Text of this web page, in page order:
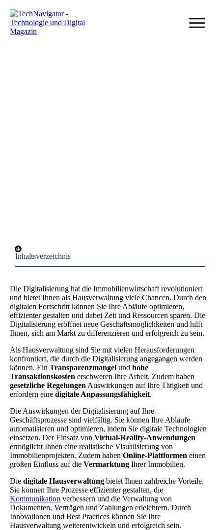
Inhaltsverzeichnis
Die Digitalisierung hat die Immobilienwirtschaft revolutioniert
und bietet Ihnen als Hausverwaltung viele Chancen. Durch den
digitalen Fortschritt können Sie Ihre Abläufe optimieren,
effizienter gestalten und dabei Zeit und Ressourcen sparen. Die
Digitalisierung eröffnet neue Geschäftsmöglichkeiten und hilft
Ihnen, sich am Markt zu differenzieren und erfolgreich zu sein.
Als Hausverwaltung sind Sie mit vielen Herausforderungen
konfrontiert, die durch die Digitalisierung angegangen werden
können. Ein Transparenzmangel und hohe
Transaktionskosten erschweren Ihre Arbeit. Zudem haben
gesetzliche Regelungen Auswirkungen auf Ihre Tätigkeit und
erfordern eine digitale Anpassungsfähigkeit.
Die Auswirkungen der Digitalisierung auf Ihre
Geschäftsprozesse sind vielfältig. Sie können Ihre Abläufe
automatisieren und optimieren, indem Sie digitale Technologien
einsetzen. Der Einsatz von Virtual-Reality-Anwendungen
ermöglicht Ihnen eine realistische Visualisierung von
Immobilienprojekten. Zudem haben Online-Plattformen einen
großen Einfluss auf die Vermarktung Ihrer Immobilien.
Die digitale Hausverwaltung bietet Ihnen zahlreiche Vorteile.
Sie können Ihre Prozesse effizienter gestalten, die
Kommunikation verbessern und die Verwaltung von
Dokumenten, Verträgen und Zahlungen erleichtern. Durch
Innovationen und Best Practices können Sie Ihre
Hausverwaltung weiterentwickeln und erfolgreich sein.